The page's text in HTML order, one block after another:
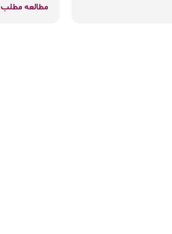
مطالعه مطلب